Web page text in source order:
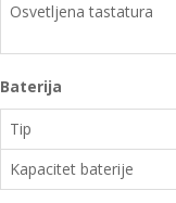
Osvetljena tastatura
Baterija
Tip
Kapacitet baterije